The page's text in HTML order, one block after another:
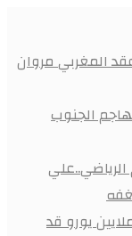
المغربي مروان
الجنوب
يعيد فتح ملف أوناحي.. و10 ملايين يورو قد